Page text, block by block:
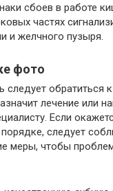
сбоев в работе
частях
и желчного пузыря.
фото
следует обратиться
лечение или
Если
следует
меры, чтобы